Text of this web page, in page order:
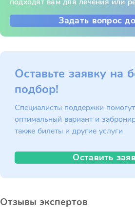
Задать вопрос
Оставьте заявку на
подбор!
Специалисты поддержки
оптимальный вариант и
также билеты и другие услуги
Оставить
Отзывы экспертов